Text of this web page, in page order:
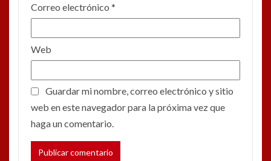
Correo electrónico *
Web
Guardar mi nombre, correo electrónico y sitio
web en este navegador para la próxima vez que
haga un comentario.